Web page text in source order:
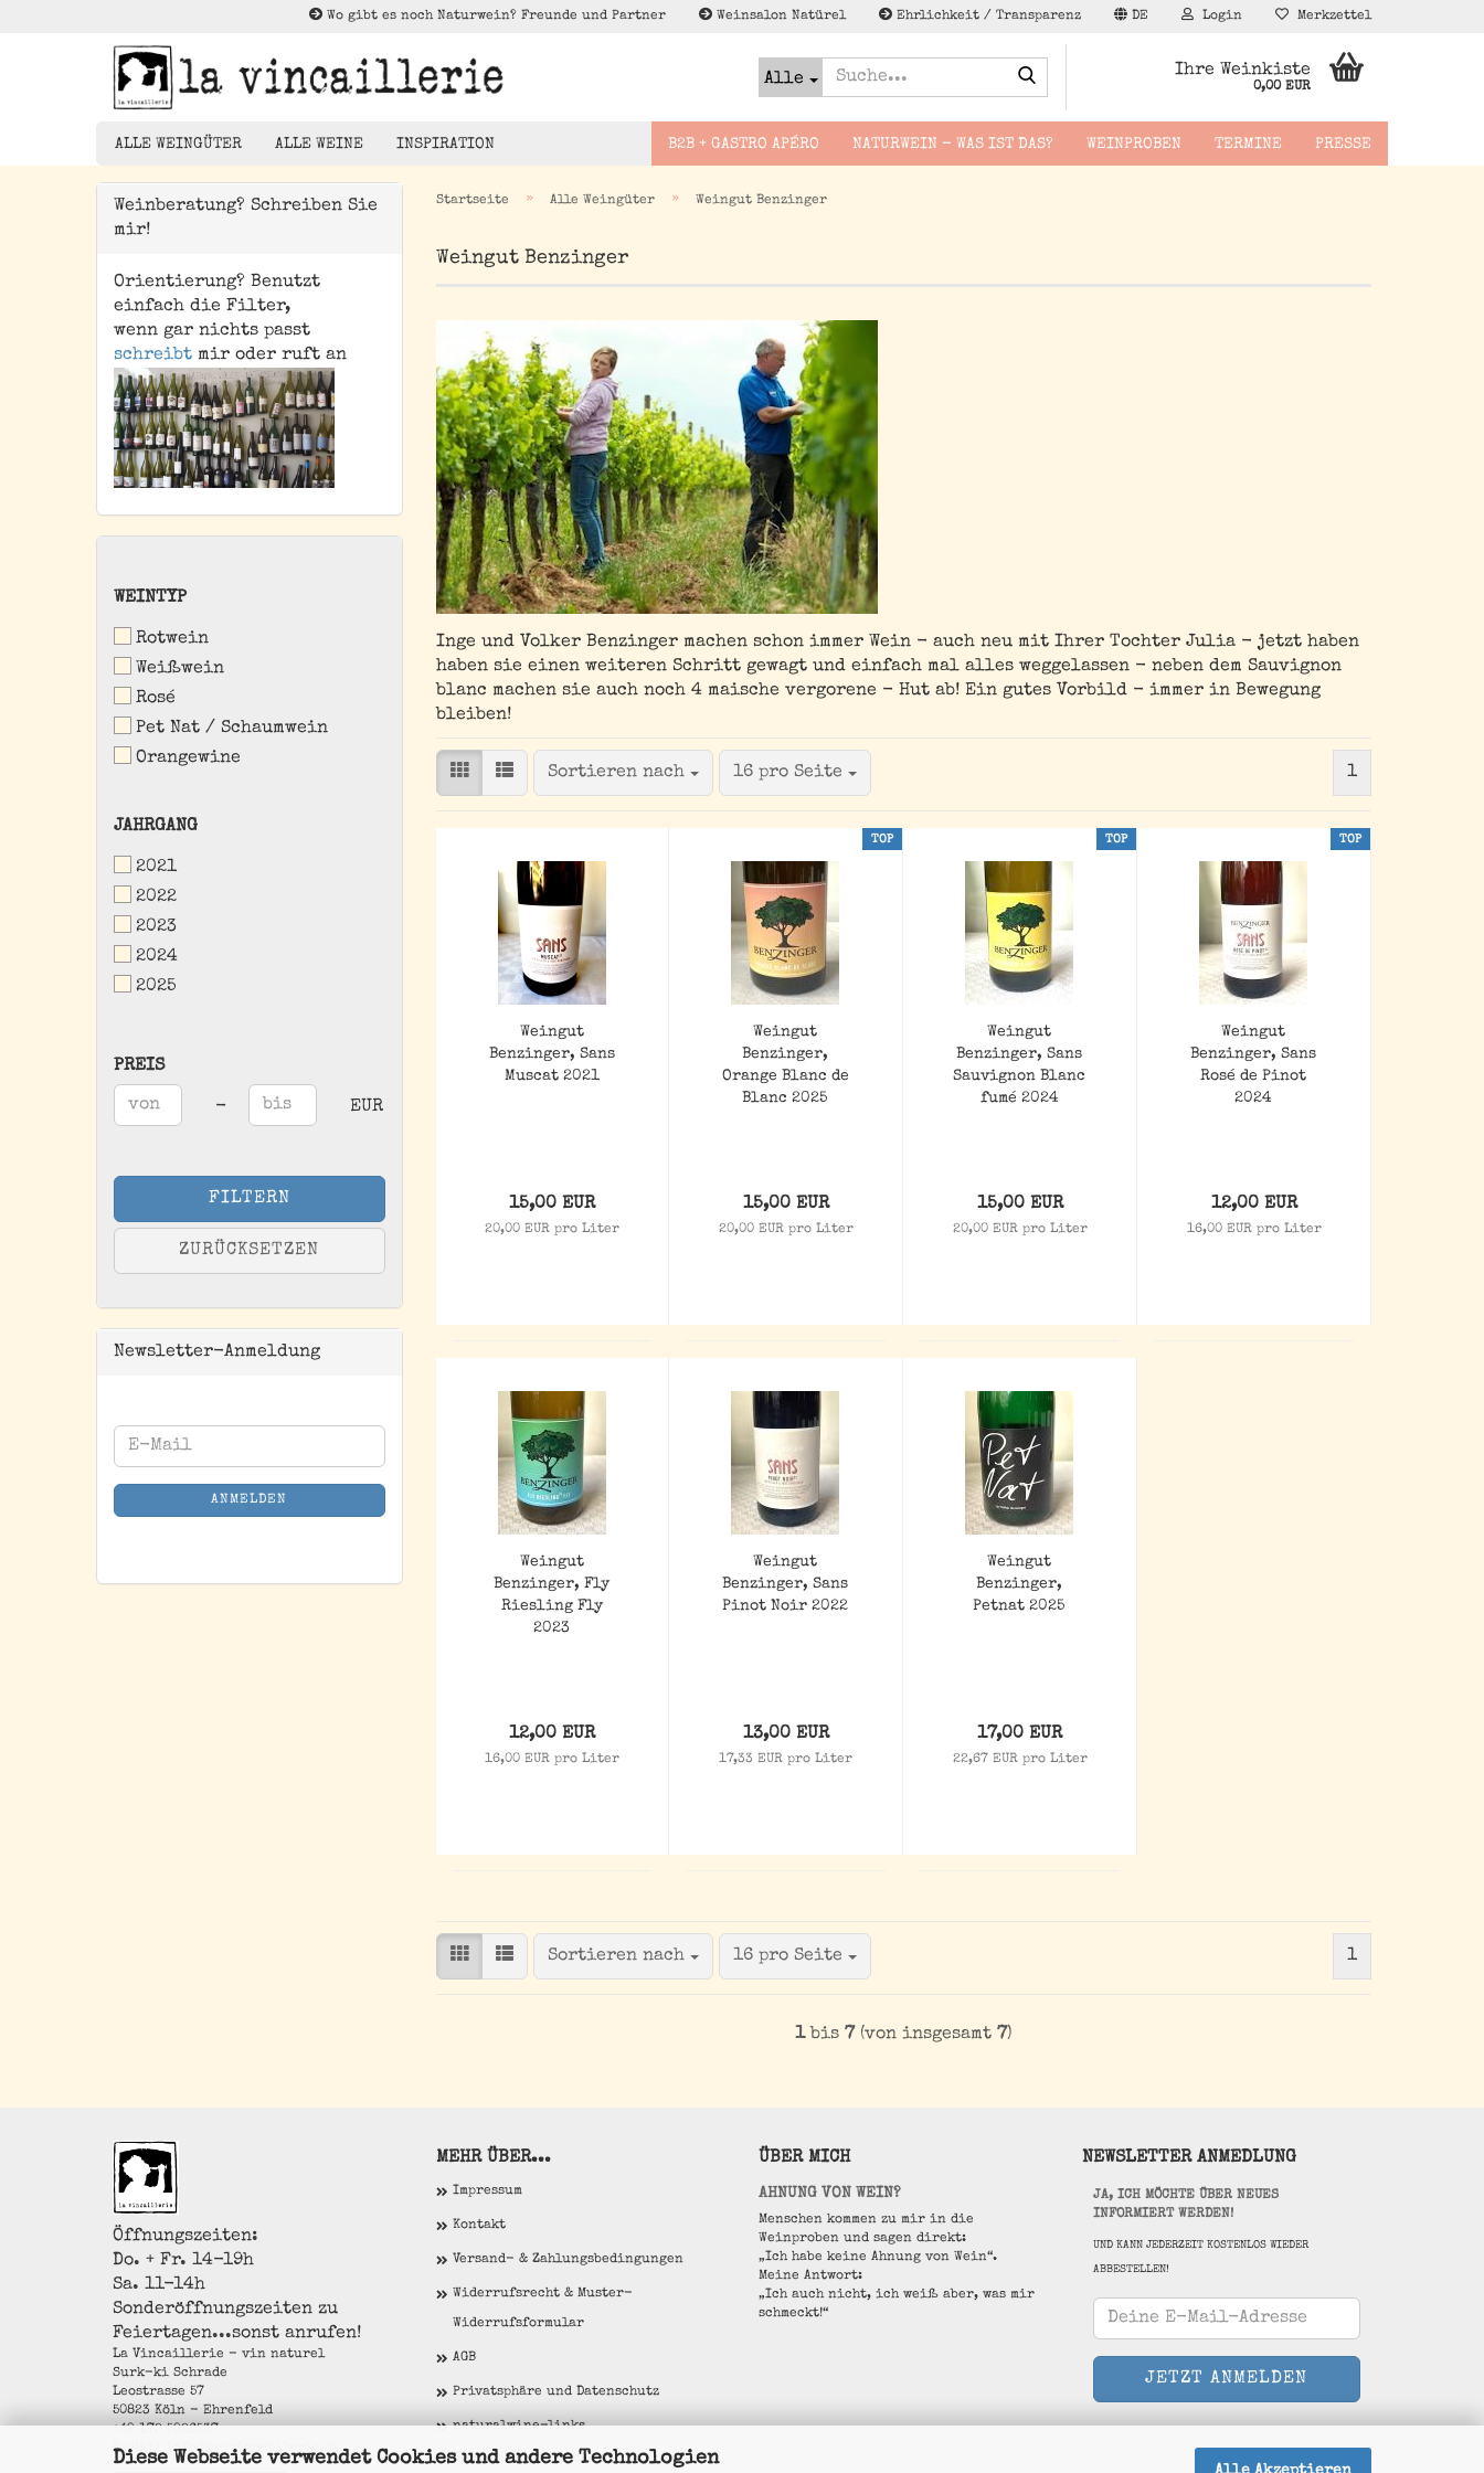
Diese Webseite verwendet Cookies und andere Technologien
Wo gibt es noch Naturwein? Freunde und Partner Weinsalon Natürel Ehrlichkeit / Transparenz DE Login Merkzettel
Alle Ihre Weinkiste
0,00 EUR
ALLE WEINGÜTER ALLE WEINE
Weißwein
Rosé
Orangewein
Pet Nat/ Bubbles
Magnums - 1,5 Liter
Flaschen
Espana
Italien
Österreich
Georgien
Griechenland
Not Natural im Sinne
der Vincaillerie -
trotzdem gut!
Wenig to NO/Low to NO
Alk - Met, Verjus und
co
INSPIRATION
Kleiner Ausflug
Entdeckungsreise
Lektüre zu Naturwein
B2B + GASTRO APÉRO NATURWEIN - WAS IST DAS? WEINPROBEN TERMINE PRESSE
Startseite » Alle Weingüter » Weingut Benzinger
Weingut Benzinger
Inge und Volker Benzinger machen schon immer Wein - auch neu mit Ihrer Tochter Julia - jetzt haben
haben sie einen weiteren Schritt gewagt und einfach mal alles weggelassen - neben dem Sauvignon
blanc machen sie auch noch 4 maische vergorene - Hut ab! Ein gutes Vorbild - immer in Bewegung
bleiben!
Sortieren nach
Sortieren nach 16 pro Seite
pro Seite 1
Weingut
Benzinger, Sans
Muscat 2021
15,00 EUR
20,00 EUR pro Liter
TOP
Weingut
Benzinger,
Orange Blanc de
Blanc 2025
15,00 EUR
20,00 EUR pro Liter
TOP
Weingut
Benzinger, Sans
Sauvignon Blanc
fumé 2024
15,00 EUR
20,00 EUR pro Liter
TOP
Weingut
Benzinger, Sans
Rosé de Pinot
2024
12,00 EUR
16,00 EUR pro Liter
Weingut
Benzinger, Fly
Riesling Fly
2023
12,00 EUR
16,00 EUR pro Liter
Weingut
Benzinger, Sans
Pinot Noir 2022
13,00 EUR
17,33 EUR pro Liter
Weingut
Benzinger,
Petnat 2025
17,00 EUR
22,67 EUR pro Liter
Sortieren nach
Sortieren nach 16 pro Seite
pro Seite 1
1bis 7(von insgesamt 7)
Weinberatung? Schreiben Sie
mir!
Orientierung? Benutzt
einfach die Filter,
wenn gar nichts passt
schreibt mir oder ruft an
WEINTYP
WEINTYP
Rotwein
Weißwein
Rosé
Pet Nat / Schaumwein
Orangewine
JAHRGANG
JAHRGANG
2021
2022
2023
2024
2025
PREIS
PREIS
Preis bis - EUR
FILTERN
ZURÜCKSETZEN
Newsletter-Anmeldung
WEITER
ZUR
NEWSLETTER-
ANMELDUNG
E-
Mail
ANMELDEN
MEHR ÜBER...
Impressum
Kontakt
Versand- & Zahlungsbedingungen
Widerrufsrecht & Muster-
Widerrufsformular
AGB
Privatsphäre und Datenschutz
naturalwine-links
Cookie Einstellungen
ÜBER MICH
AHNUNG VON WEIN?
Menschen kommen zu mir in die
Weinproben und sagen direkt:
„Ich habe keine Ahnung von Wein“.
Meine Antwort:
„Ich auch nicht, ich weiß aber, was mir
schmeckt!“
NEWSLETTER ANMEDLUNG
JA, ICH MÖCHTE ÜBER NEUES
INFORMIERT WERDEN!
UND KANN JEDERZEIT KOSTENLOS WIEDER
ABBESTELLEN!
Öffnungszeiten:
Do. + Fr. 14-19h
Sa. 11-14h
Sonderöffnungszeiten zu
Feiertagen...sonst anrufen!
La Vincaillerie - vin naturel
Surk-ki Schrade
Leostrasse 57
50823 Köln - Ehrenfeld
+49 172 5926537
E-Mail
info@la-vincaillerie.de